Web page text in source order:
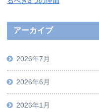
アーカイブ
2026年7月
2026年6月
2026年1月